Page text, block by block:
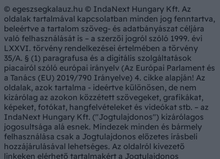
© egeszsegkalauz.hu © IndaNext Hungary Kft. Az
oldalak tartalmával kapcsolatban minden jog fenntartva,
beleértve a tartalom szöveg- és adatbányászat céljára
való felhasználását is – a szerzői jogról szóló 1999. évi
LXXVI. törvény rendelkezései értelmében a törvény
35/A. § (1) paragrafusa és a digitális szolgáltatások
piacairól szóló európai irányelv (Az Európai Parlament és
a Tanács (EU) 2019/790 Irányelve) 4. cikke alapján! Az
oldalak, azok tartalma - ideértve különösen, de nem
kizárólag az azokon közzétett szövegeket, grafikákat,
képeket, fotókat, hangfelvételeket és videókat stb. – az
IndaNext Hungary Kft. ("Jogtulajdonos") kizárólagos
jogosultsága alá esnek. Mindezek minden és bármely
felhasználása csak a Jogtulajdonos előzetes írásbeli
hozzájárulásával lehetséges. Az oldalról kivezető
linkeken elérhető tartalmakért a Jogtulajdonos